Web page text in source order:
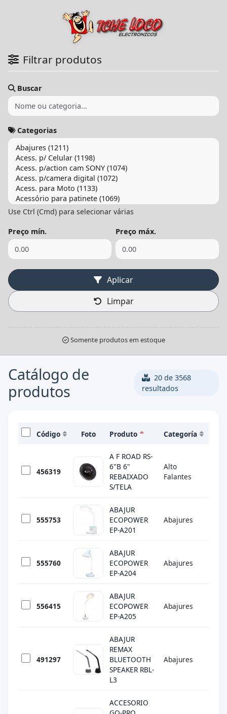
Filtrar produtos
Buscar
Categorias
Use Ctrl (Cmd) para selecionar várias
Preço mín. Preço máx.
Aplicar
Limpar
Somente produtos em estoque
Catálogo de
produtos
20 de 3568
resultados
Código Foto Produto Categoría
456319
A F ROAD RS-
6"B 6"
REBAIXADO
S/TELA
Alto
Falantes
555753
ABAJUR
ECOPOWER
EP-A201
Abajures
555760
ABAJUR
ECOPOWER
EP-A204
Abajures
556415
ABAJUR
ECOPOWER
EP-A205
Abajures
491297
ABAJUR
REMAX
BLUETOOTH
SPEAKER RBL-
L3
Abajures
ACCESORIO